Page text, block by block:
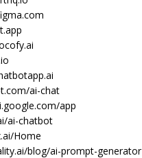
ai-chat
app
ai-chatbot
Home
blog/ai-prompt-generator